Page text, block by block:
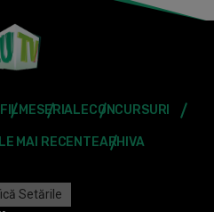
FILMESERIALECONCURSURI
MAI RECENTEARHIVA
Setările